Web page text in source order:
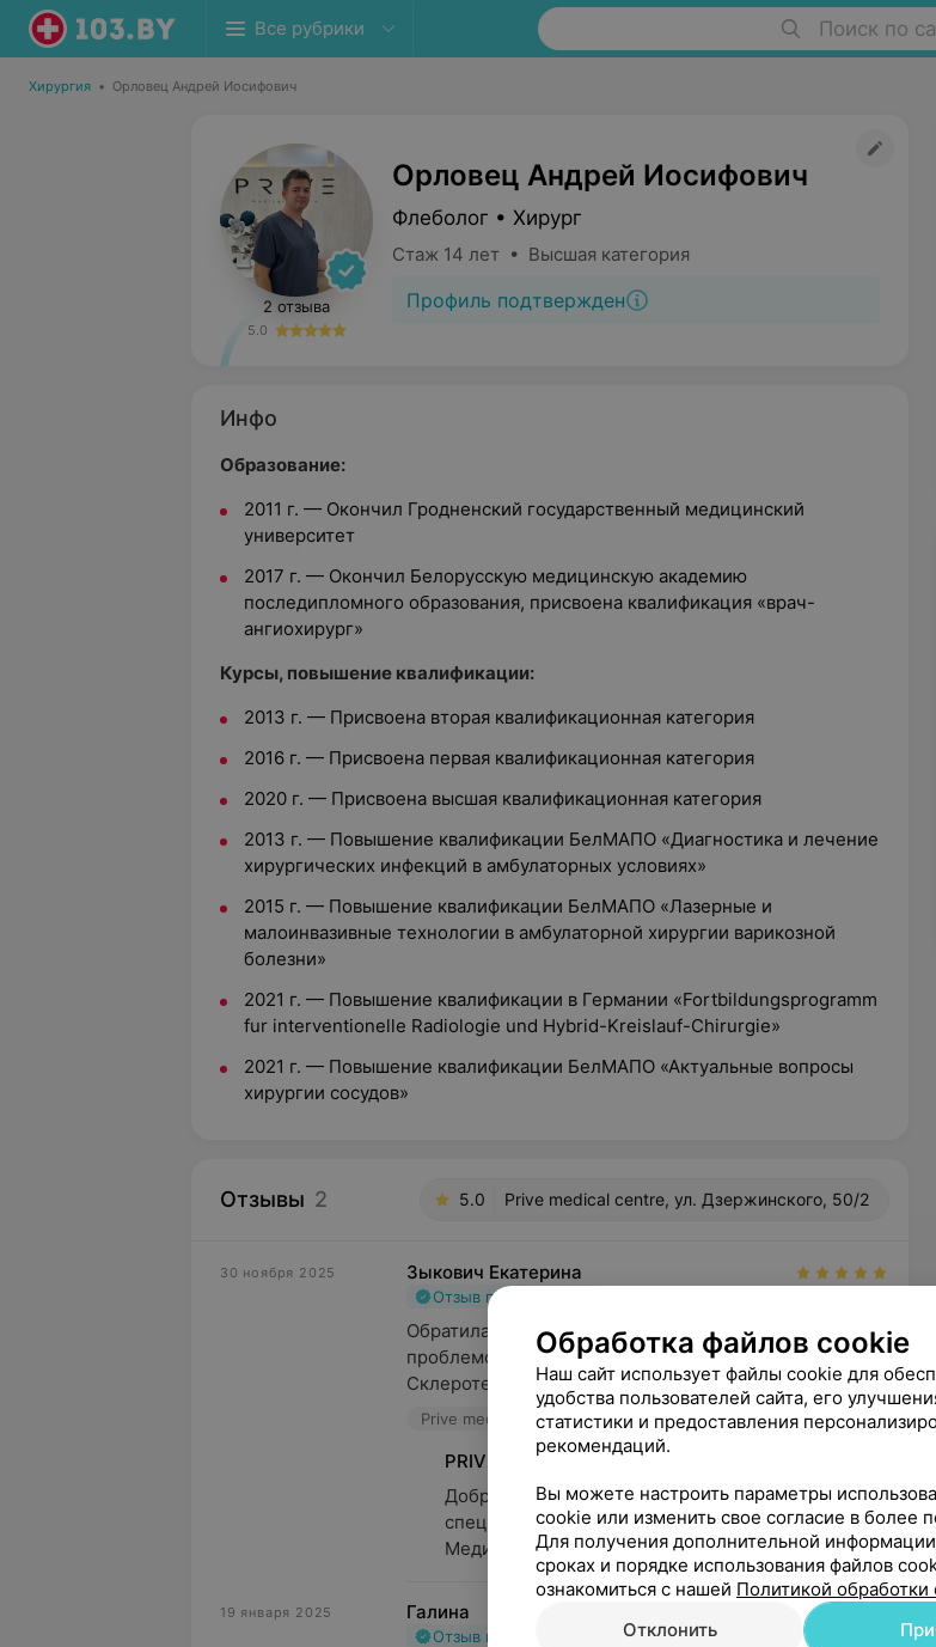
Все рубрики Поиск по
Хирургия • Орловец Андрей Иосифович
2 отзыва
5.0
Орловец Андрей Иосифович
Флеболог • Хирург
Стаж 14 лет • Высшая категория
Профиль подтвержден
Инфо
Образование:
2011 г. — Окончил Гродненский государственный медицинский
университет
2017 г. — Окончил Белорусскую медицинскую академию
последипломного образования, присвоена квалификация «врач-
ангиохирург»
Курсы, повышение квалификации:
2013 г. — Присвоена вторая квалификационная категория
2016 г. — Присвоена первая квалификационная категория
2020 г. — Присвоена высшая квалификационная категория
2013 г. — Повышение квалификации БелМАПО «Диагностика и лечение
хирургических инфекций в амбулаторных условиях»
2015 г. — Повышение квалификации БелМАПО «Лазерные и
малоинвазивные технологии в амбулаторной хирургии варикозной
болезни»
2021 г. — Повышение квалификации в Германии «Fortbildungsprogramm
fur interventionelle Radiologie und Hybrid-Kreislauf-Chirurgie»
2021 г. — Повышение квалификации БелМАПО «Актуальные вопросы
хирургии сосудов»
Отзывы 2 5.0 Prive medical centre, ул. Дзержинского, 50/2
30 ноября 2025 Зыкович Екатерина
Отзыв подтвержден
Обратилась к врачу Арлавец Андрею Иосифовичу с
проблемой вен на ногах, и не пожалела!
Склеротерапия проведена мастерски:...
Prive medical centre, ул. Дзержинского, 50/2
PRIVE
Добрый день! Благодарим Вас за отзыв о работе
специалиста нашего центра. С уважением
Медицинский центр Prive.
19 января 2025 Галина
Отзыв подтвержден
Обработка файлов cookie
Наш сайт использует файлы cookie для
удобства пользователей сайта, его
статистики и предоставления
рекомендаций.
Вы можете настроить параметры
cookie или изменить свое согласие в более
Для получения дополнительной
сроках и порядке использования файлов
ознакомиться с нашей Политикой
Отклонить